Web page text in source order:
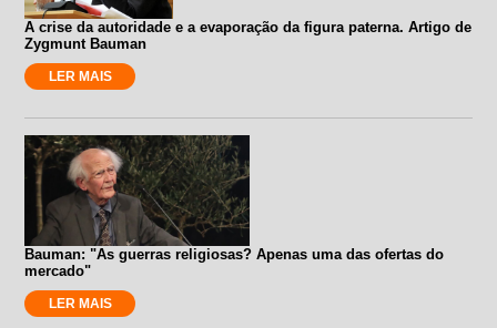
A crise da autoridade e a evaporação da figura paterna. Artigo de
Zygmunt Bauman
LER MAIS
Bauman: "As guerras religiosas? Apenas uma das ofertas do
mercado"
LER MAIS